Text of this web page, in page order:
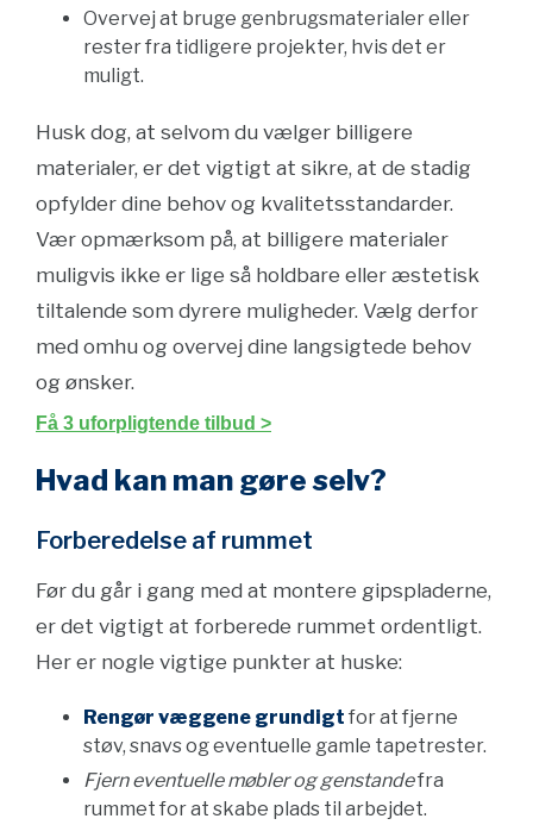
Overvej at bruge genbrugsmaterialer eller
rester fra tidligere projekter, hvis det er
muligt.
Husk dog, at selvom du vælger billigere
materialer, er det vigtigt at sikre, at de stadig
opfylder dine behov og kvalitetsstandarder.
Vær opmærksom på, at billigere materialer
muligvis ikke er lige så holdbare eller æstetisk
tiltalende som dyrere muligheder. Vælg derfor
med omhu og overvej dine langsigtede behov
og ønsker.
Få 3 uforpligtende tilbud >
Hvad kan man gøre selv?
Forberedelse af rummet
Før du går i gang med at montere gipspladerne,
er det vigtigt at forberede rummet ordentligt.
Her er nogle vigtige punkter at huske:
Rengør væggene grundigt for at fjerne
støv, snavs og eventuelle gamle tapetrester.
Fjern eventuelle møbler og genstandefra
rummet for at skabe plads til arbejdet.